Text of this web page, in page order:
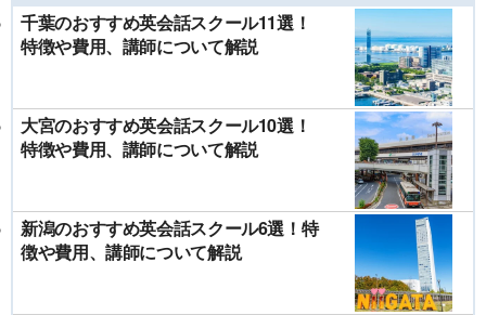
千葉のおすすめ英会話スクール11選！
特徴や費用、講師について解説
大宮のおすすめ英会話スクール10選！
特徴や費用、講師について解説
新潟のおすすめ英会話スクール6選！特
徴や費用、講師について解説